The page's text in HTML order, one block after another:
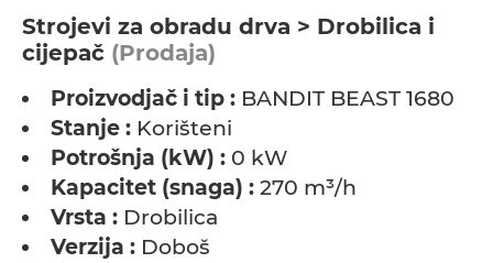
Strojevi za obradu drva > Drobilica i
cijepač (Prodaja)
Proizvodjač i tip : BANDIT BEAST 1680
Stanje : Korišteni
Potrošnja (kW) : 0 kW
Kapacitet (snaga) : 270 m³/h
Vrsta : Drobilica
Verzija : Doboš